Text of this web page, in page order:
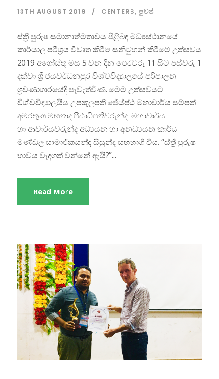
13TH AUGUST 2019 CENTERS, පුවත්
ස්ත්‍රී පුරුෂ සමානාත්මතාවය පිළිබඳ මධ්‍යස්ථානයේ
කාර්යාල පරිශ්‍රය විවෘත කිරීම සනිටුහන් කිරීමේ උත්සවය
2019 අගෝස්තු මස 5 වන දින පෙරවරු 11 සිට පස්වරු 1
දක්වා ශ්‍රී ජයවර්ධනපුර විශ්වවිද්‍යාලයේ පරිපාලන
ශ්‍රවණාගාරයේදී පැවැත්විණ. මෙම උත්සවයට
විශ්වවිද්‍යාලයීය උපකුලපති ජේය්ෂ්ඨ මහාචාර්ය සම්පත්
අමරතුංග මහතාද පීඨාධිපතිවරුන්ද මහාචාර්ය
හා ආචාර්යවරුන්ද අධ්‍යයන හා අනධ්‍යයන කාර්ය
මණ්ඩල සාමාජිකයන්ද සිසුන්ද සහභාගී විය. “ස්ත්‍රී පුරුෂ
භාවය වැදගත් වන්නේ ඇයි?”...
Read More